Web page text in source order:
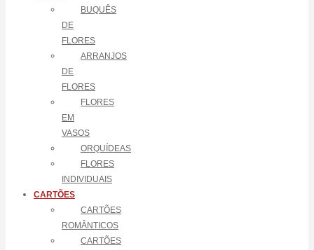
BUQUÊS
DE
FLORES
ARRANJOS
DE
FLORES
FLORES
EM
VASOS
ORQUÍDEAS
FLORES
INDIVIDUAIS
CARTÕES
CARTÕES
ROMÂNTICOS
CARTÕES